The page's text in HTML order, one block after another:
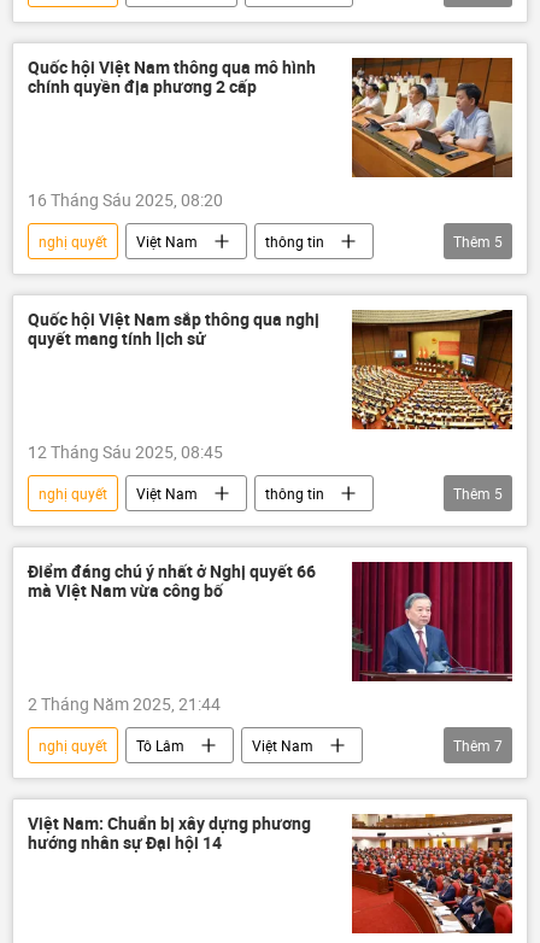
Donald Trump
Quốc hội Mỹ
Iran
Leo thang căng thẳng giữa Israel và Iran
Israel
Vấn đề hạt nhân
Quốc hội Việt Nam thông qua mô hình
chính quyền địa phương 2 cấp
16 Tháng Sáu 2025, 08:20
nghị quyết Việt Nam
thông tin
Quốc hội
Pháp luật
Chính phủ
Chính sách
họp
Thêm 5
Quốc hội Việt Nam sắp thông qua nghị
quyết mang tính lịch sử
12 Tháng Sáu 2025, 08:45
nghị quyết Việt Nam
thông tin
Quốc hội
Pháp luật
Chính sách
sáp nhập
bộ máy
Thêm 5
Điểm đáng chú ý nhất ở Nghị quyết 66
mà Việt Nam vừa công bố
2 Tháng Năm 2025, 21:44
nghị quyết Tô Lâm
Việt Nam
Pháp luật
Bộ Chính Trị VN
thông tin
Đảng Cộng sản Việt Nam
Chính trị
Chính phủ
Thêm 7
Việt Nam: Chuẩn bị xây dựng phương
hướng nhân sự Đại hội 14